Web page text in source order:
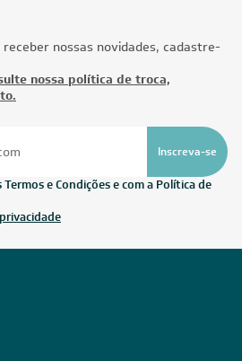
nossas novidades, cadastre-
nossa política de troca,
Inscreva-se
e Condições e com a Política de